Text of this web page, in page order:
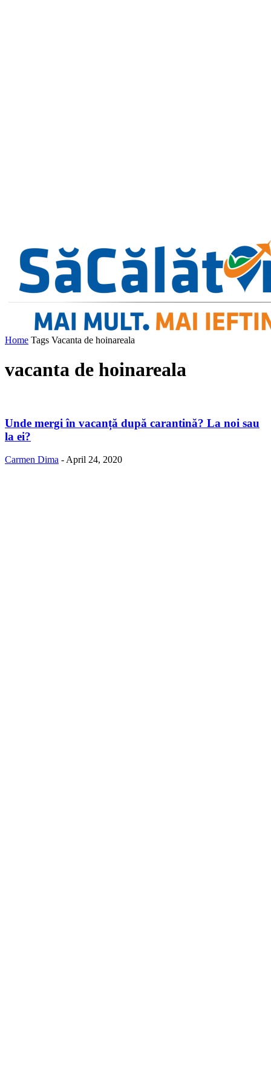
Home Tags Vacanta de hoinareala
vacanta de hoinareala
Unde mergi în vacanță după carantină? La noi sau
la ei?
Carmen Dima - April 24, 2020